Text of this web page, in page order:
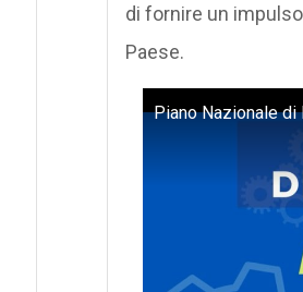
di fornire un
Paese.
Piano Nazionale